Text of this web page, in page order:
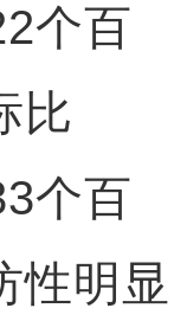
个百
比
个百
性明显